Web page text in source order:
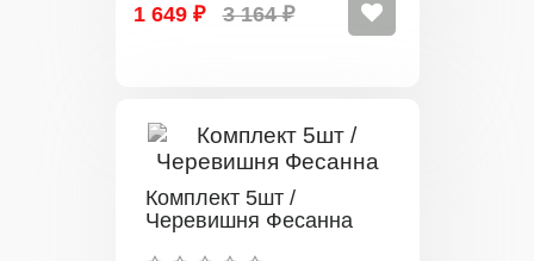
1 649 ₽ 3 164 ₽
Комплект 5шт /
Черевишня Фесанна